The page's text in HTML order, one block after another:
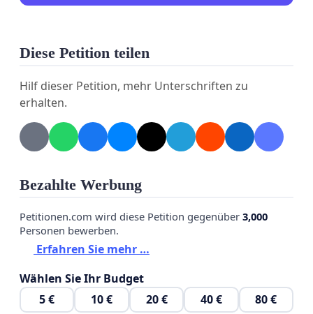
Kontrolle, nicht die Identität des Betreibers.
Missbrauch erschweren: Browser sollen
Identitätsinfos konsistent anzeigen und
stärker hervorheben, wenn keine
geprüfte
Organisation existiert (z. B. bei
weniger leicht wirkt.
Farben annehmen:
DV (kostenfrei) = Wie aktuell (weißer Schloss-
Rahmen, transparent)
Diese Petition teilen
Hilf dieser Petition, mehr Unterschriften zu
erhalten.
Bezahlte Werbung
Petitionen.com wird diese Petition gegenüber 3,000
Personen bewerben.
Erfahren Sie mehr …
Wählen Sie Ihr Budget
5 €
10 € 20 € 40 € 80 €